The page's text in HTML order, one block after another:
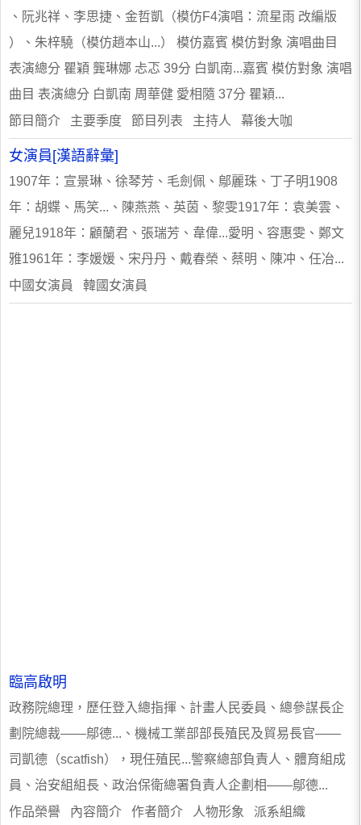
、阮兆祥、李思捷、金哲凱（模仿F4演唱：流星雨 改編版
）、朱梓驍（模仿趙本山...） 模仿嘉賓 模仿對象 演唱曲目
表演總分 瞿穎 龔琳娜 忐忑 39分 白凱南...嘉賓 模仿對象 演唱
曲目 表演總分 白凱南 周華健 愛相隨 37分 瞿穎...
節目簡介 主要季度 節目列表 主持人 幕後大咖
女演員[漢語辭彙]
1907年：宣景琳、徐琴芳、毛劍佩、鄔麗珠、丁子明1908
年：胡蝶、馬笑...、陳燕燕、英茵、黎雯1917年：袁美雲、
麗兒1918年：顧蘭君、張瑞芳、韋偉...愛明、容惠雯、鄭文
雅1961年：李媛媛、宋丹丹、戴春榮、蔡明、陳冲、任冶...
中國女演員 韓國女演員
臨高啟明
政務院總理，歷任登入總指揮、計畫人民委員、總參謀長企
劃院總裁——鄔德...、機械工業部部長殖民及貿易長官——
司凱德（scatfish），現任殖民...警察總部負責人、體育組成
員、治安組組長、政治保衛總署負責人企劃相——鄔德...
作品榮譽 內容簡介 作者簡介 人物形象 派系組織